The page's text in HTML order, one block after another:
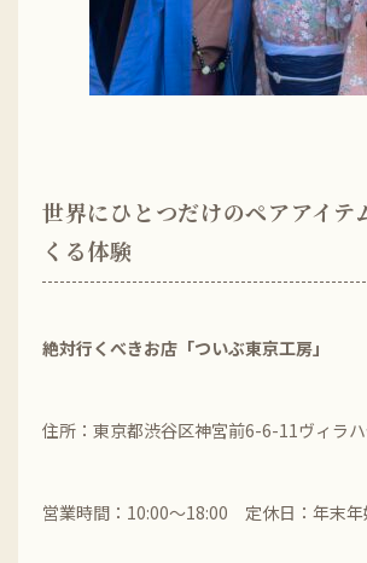
世界にひとつだけのペアアイテ
くる体験
絶対行くべきお店「ついぶ東京工房」
住所：東京都渋谷区神宮前6-6-11ヴィラ
営業時間：10:00～18:00 定休日：年末年